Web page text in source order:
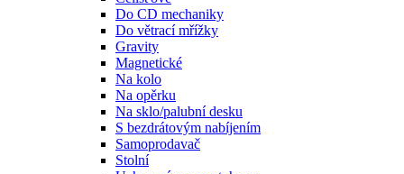
Do CD mechaniky
Do větrací mřížky
Gravity
Magnetické
Na kolo
Na opěrku
Na sklo/palubní desku
S bezdrátovým nabíjením
Samoprodavač
Stolní